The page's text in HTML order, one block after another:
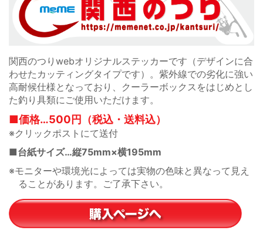
関西のつりwebオリジナルステッカーです（デザインに合
わせたカッティングタイプです）。紫外線での劣化に強い
高耐候仕様となっており、クーラーボックスをはじめとし
た釣り具類にご使用いただけます。
■価格…500円（税込・送料込）
※クリックポストにて送付
■台紙サイズ…縦75mm×横195mm
※モニターや環境光によっては実物の色味と異なって見え
ることがあります。ご了承下さい。